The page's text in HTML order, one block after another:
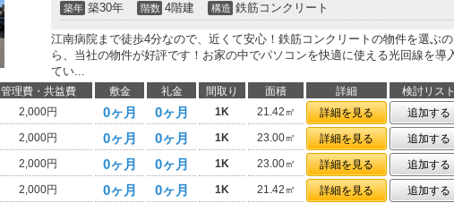
築年 築30年 階数 4階建 構造 鉄筋コンクリート
江南病院まで徒歩4分なので、近くて安心！鉄筋コンクリートの物件を選ぶ
ら、当社の物件が好評です！お家の中でパソコンを快適に使える光回線を導
てい...
管理費・共益費 敷金 礼金 間取り 面積 詳細
検討リスト
2,000円 0ヶ月 0ヶ月 1K 21.42㎡ 詳細を見る
追加する
2,000円 0ヶ月 0ヶ月 1K 23.00㎡ 詳細を見る
追加する
2,000円 0ヶ月 0ヶ月 1K 23.00㎡ 詳細を見る
追加する
2,000円 0ヶ月 0ヶ月 1K 21.42㎡ 詳細を見る
追加する